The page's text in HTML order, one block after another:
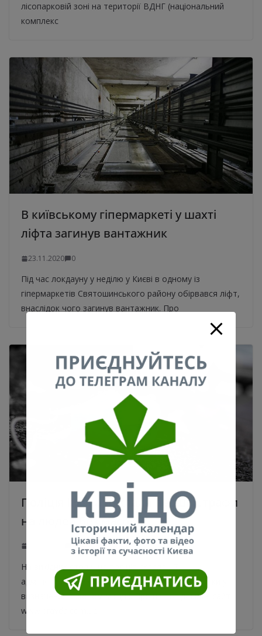
лісопарковій зоні на території ВДНГ (національний
комплекс
В київському гіпермаркеті у шахті
ліфта загинув вантажник
23.11.2020 0
Під час локдауну у неділю у Києві в одному із
гіпермаркетів Святошинського району обірвався ліфт,
внаслідок чого загинув вантажник. Про
Поліція Києва наклала перші штрафи
на людей без масок
0
На вихідних столична поліція склала 17
адміністративних протоколів за відсутність маски у
визначених законом місцях. Про це повідомляє сайт
www.pravda.com.ua